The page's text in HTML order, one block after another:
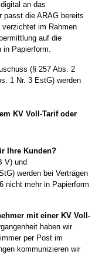
an das
passt die ARAG bereits
verzichtet im Rahmen
auf die
Papierform.
(§ 257 Abs. 2
1 Nr. 3 EstG) werden
KV Voll-Tarif oder
Ihre Kunden?
V) und
werden bei Verträgen
nicht mehr in Papierform
mit einer KV Voll-
haben wir
per Post im
kommunizieren wir